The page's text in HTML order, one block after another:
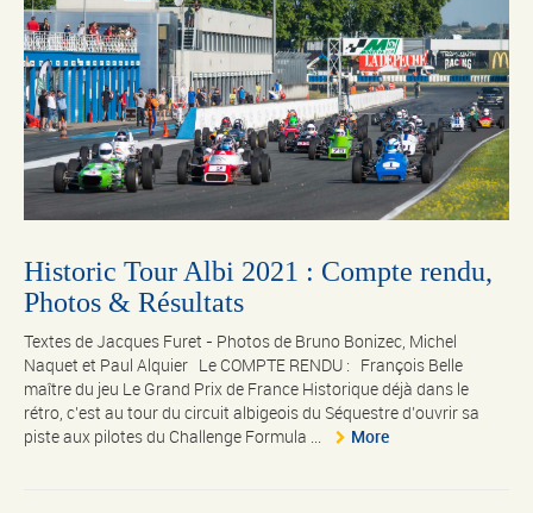
Historic Tour Albi 2021 : Compte rendu,
Photos & Résultats
Textes de Jacques Furet - Photos de Bruno Bonizec, Michel
Naquet et Paul Alquier Le COMPTE RENDU : François Belle
maître du jeu Le Grand Prix de France Historique déjà dans le
rétro, c’est au tour du circuit albigeois du Séquestre d’ouvrir sa
piste aux pilotes du Challenge Formula ...
More